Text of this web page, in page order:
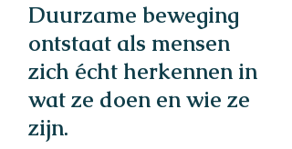
Duurzame beweging
ontstaat als mensen
zich écht herkennen in
wat ze doen en wie ze
zijn.